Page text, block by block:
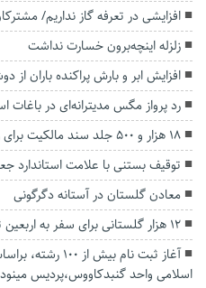
افزایشی در تعرفه گاز نداریم/
زلزله اینچه‌برون خسارت نداشت
افزایش ابر و بارش پراکنده باران از
رد پرواز مگس مدیترانه‌ای در باغات
۱۸ هزار و ۵۰۰ جلد سند مالکیت برای روستاییان گنبدکاووس صادر شد
توقیف بستنی با علامت استاندارد
معادن گلستان در آستانه دگرگونی
۱۲ هزار گلستانی برای سفر به اربعین ثبت نام کردند
آغاز ثبت نام
اسلامی واحد گنبدکاووس،پردیس